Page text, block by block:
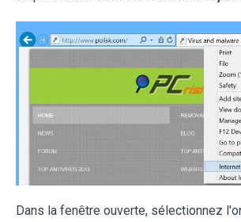
Dans la fenêtre ouverte, sélectionnez